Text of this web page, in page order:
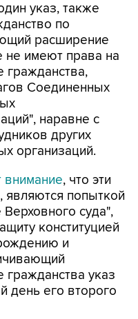
указ, также
по
расширение
не имеют права на
гражданства,
Соединенных
наравне с
других
организаций.
, что эти
являются попыткой
суда",
конституцией
и
гражданства указ
день его второго